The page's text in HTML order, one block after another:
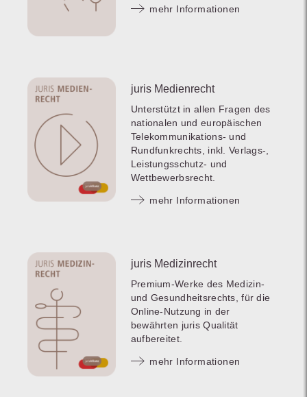
mehr Informationen
juris Medienrecht
Unterstützt in allen Fragen des
nationalen und europäischen
Telekommunikations- und
Rundfunkrechts, inkl. Verlags-,
Leistungsschutz- und
Wettbewerbsrecht.
mehr Informationen
juris Medizinrecht
Premium-Werke des Medizin-
und Gesundheitsrechts, für die
Online-Nutzung in der
bewährten juris Qualität
aufbereitet.
mehr Informationen